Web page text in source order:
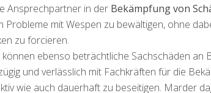
Ansprechpartner in der Bekämpfung von
mit Wespen zu bewältigen, ohne
zu forcieren.
ebenso beträchtliche Sachschäden an
und verlässlich mit Fachkräften für die
wie auch dauerhaft zu beseitigen. Marder